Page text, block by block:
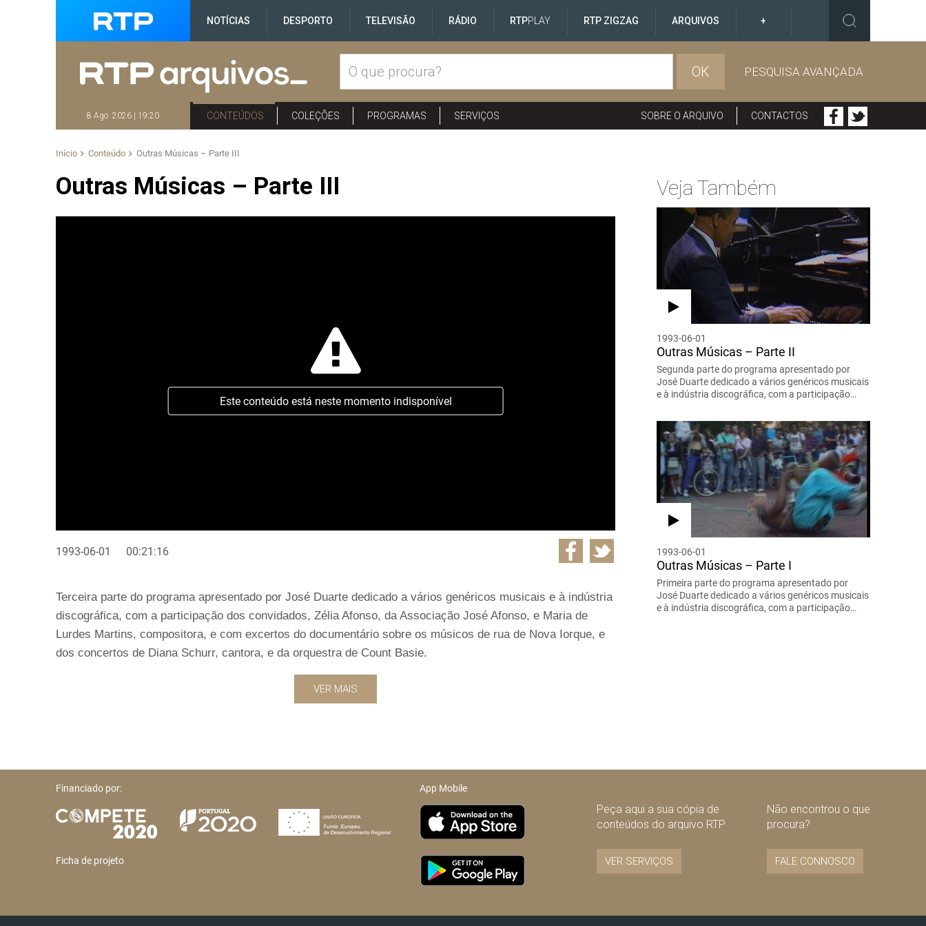
NOTÍCIAS DESPORTO TELEVISÃO RÁDIO RTPPLAY RTP ZIGZAG ARQUIVOS +
OK PESQUISA AVANÇADA
8 Ago. 2026 | 19:20 CONTEÚDOS COLEÇÕES PROGRAMAS SERVIÇOS SOBRE O ARQUIVO CONTACTOS
Início Conteúdo Outras Músicas – Parte III
Outras Músicas – Parte III
Este conteúdo está neste momento indisponível
1993-06-01 00:21:16
Terceira parte do programa apresentado por José Duarte dedicado a vários genéricos musicais e à indústria
discográfica, com a participação dos convidados, Zélia Afonso, da Associação José Afonso, e Maria de
Lurdes Martins, compositora, e com excertos do documentário sobre os músicos de rua de Nova Iorque, e
dos concertos de Diana Schurr, cantora, e da orquestra de Count Basie.
VER MAIS
Veja Também
1993-06-01
Outras Músicas – Parte II
Segunda parte do programa apresentado por
José Duarte dedicado a vários genéricos musicais
e à indústria discográfica, com a participação…
1993-06-01
Outras Músicas – Parte I
Primeira parte do programa apresentado por
José Duarte dedicado a vários genéricos musicais
e à indústria discográfica, com a participação…
Financiado por:
Ficha de projeto
App Mobile
Peça aqui a sua cópia de
conteúdos do arquivo RTP
VER SERVIÇOS
Não encontrou o que
procura?
FALE CONNOSCO